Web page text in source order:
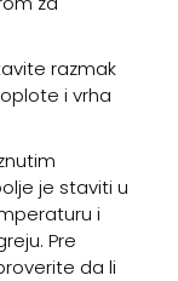
razmak
i vrha
je staviti u
i
Pre
da li